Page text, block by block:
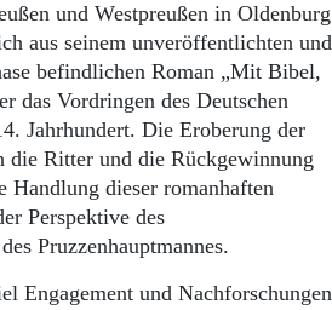
und Westpreußen in Oldenburg
aus seinem unveröffentlichten und
befindlichen Roman „Mit Bibel,
das Vordringen des Deutschen
Jahrhundert. Die Eroberung der
die Ritter und die Rückgewinnung
Handlung dieser romanhaften
Perspektive des
Pruzzenhauptmannes.
Engagement und Nachforschungen